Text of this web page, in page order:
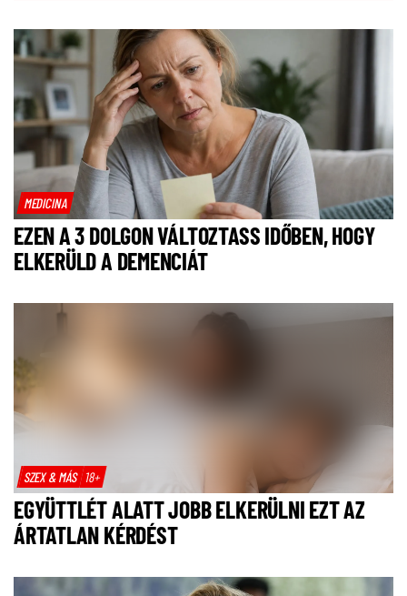
MEDICINA
EZEN A 3 DOLGON VÁLTOZTASS IDŐBEN, HOGY
ELKERÜLD A DEMENCIÁT
SZEX & MÁS 18+
EGYÜTTLÉT ALATT JOBB ELKERÜLNI EZT AZ
ÁRTATLAN KÉRDÉST